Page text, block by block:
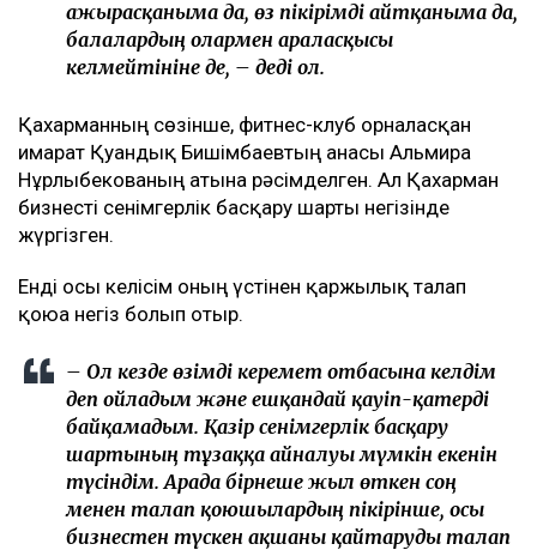
ажырасқаныма да, өз пікірімді айтқаныма да,
балалардың олармен араласқысы
келмейтініне де, – деді ол.
Қахарманның сөзінше, фитнес-клуб орналасқан
ғимарат Қуандық Бишімбаевтың анасы Альмира
Нұрлыбекованың атына рәсімделген. Ал Қахарман
бизнесті сенімгерлік басқару шарты негізінде
жүргізген.
Енді осы келісім оның үстінен қаржылық талап
қоюға негіз болып отыр.
– Ол кезде өзімді керемет отбасына келдім
деп ойладым және ешқандай қауіп-қатерді
байқамадым. Қазір сенімгерлік басқару
шартының тұзаққа айналуы мүмкін екенін
түсіндім. Арада бірнеше жыл өткен соң
менен талап қоюшылардың пікірінше, осы
бизнестен түскен ақшаны қайтаруды талап